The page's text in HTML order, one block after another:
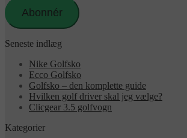
Abonnér
Seneste indlæg
Nike Golfsko
Ecco Golfsko
Golfsko – den komplette guide
Hvilken golf driver skal jeg vælge?
Clicgear 3.5 golfvogn
Kategorier